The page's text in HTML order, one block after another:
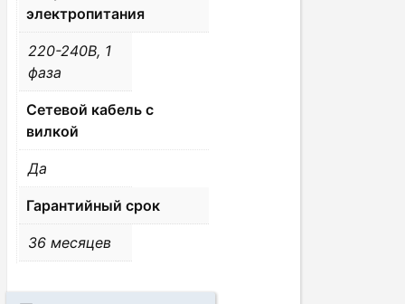
электропитания
220-240В, 1
фаза
Сетевой кабель с
вилкой
Да
Гарантийный срок
36 месяцев